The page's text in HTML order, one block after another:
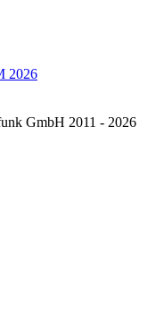
2026
GmbH 2011 - 2026